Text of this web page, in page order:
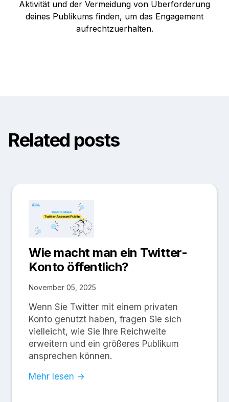
Aktivität und der Vermeidung von Überforderung
deines Publikums finden, um das Engagement
aufrechtzuerhalten.
Related posts
Wie macht man ein Twitter-
Konto öffentlich?
November 05, 2025
Wenn Sie Twitter mit einem privaten
Konto genutzt haben, fragen Sie sich
vielleicht, wie Sie Ihre Reichweite
erweitern und ein größeres Publikum
ansprechen können.
Mehr lesen →